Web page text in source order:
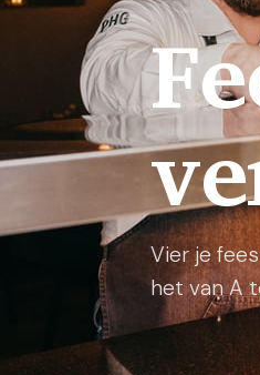
Vier je
het van A